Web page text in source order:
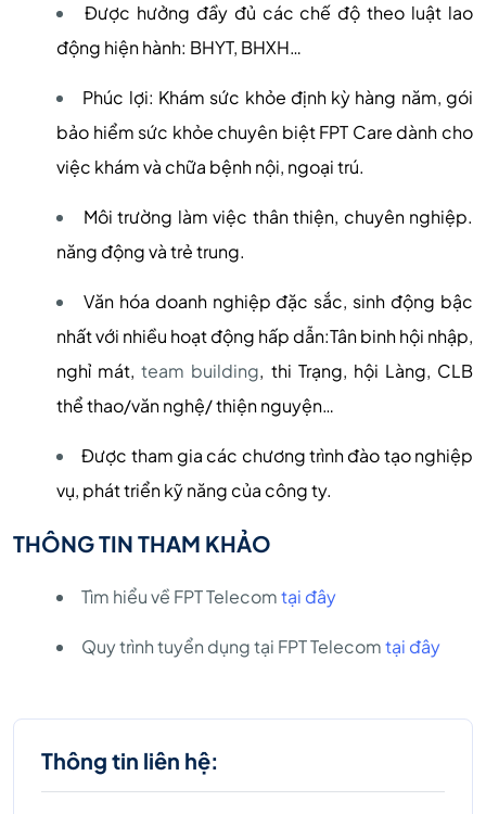
Được hưởng đầy đủ các chế độ theo luật lao
động hiện hành: BHYT, BHXH…
Phúc lợi: Khám sức khỏe định kỳ hàng năm, gói
bảo hiểm sức khỏe chuyên biệt FPT Care dành cho
việc khám và chữa bệnh nội, ngoại trú.
Môi trường làm việc thân thiện, chuyên nghiệp.
năng động và trẻ trung.
Văn hóa doanh nghiệp đặc sắc, sinh động bậc
nhất với nhiều hoạt động hấp dẫn:Tân binh hội nhập,
nghỉ mát,team building, thi Trạng, hội Làng, CLB
thể thao/văn nghệ/ thiện nguyện…
Được tham gia các chương trình đào tạo nghiệp
vụ, phát triển kỹ năng của công ty.
THÔNG TIN THAM KHẢO
Tìm hiểu về FPT Telecomtại đây
Quy trình tuyển dụng tại FPT Telecomtại đây
Thông tin liên hệ: